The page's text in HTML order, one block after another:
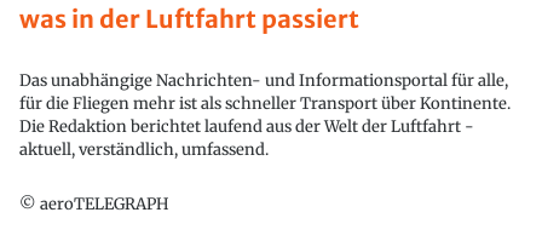
was in der Luftfahrt passiert
Das unabhängige Nachrichten- und Informationsportal für alle,
für die Fliegen mehr ist als schneller Transport über Kontinente.
Die Redaktion berichtet laufend aus der Welt der Luftfahrt -
aktuell, verständlich, umfassend.
© aeroTELEGRAPH